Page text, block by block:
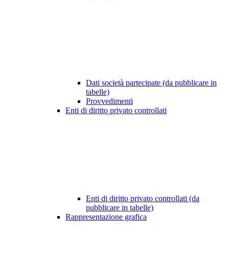
Dati società partecipate (da pubblicare in
tabelle)
Provvedimenti
Enti di diritto privato controllati
Enti di diritto privato controllati (da
pubblicare in tabelle)
Rappresentazione grafica